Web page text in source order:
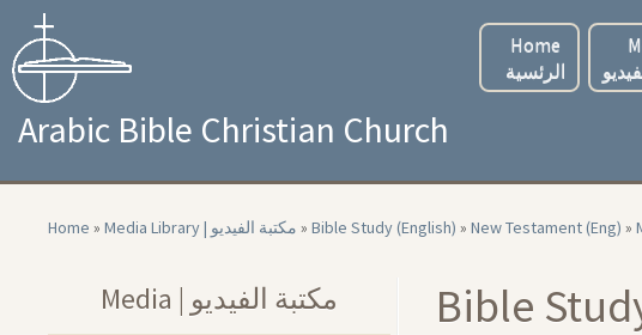
content
Home
الرئسية
Arabic Bible Christian Church
Home » Media Library | مكتبة الفيديو » Bible Study (English) » New Testament (Eng) »
Media | مكتبة الفيديو Bible